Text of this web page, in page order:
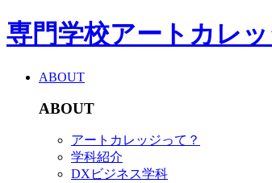
専門学校アートカレ
ABOUT
ABOUT
アートカレッジって？
学科紹介
DXビジネス学科